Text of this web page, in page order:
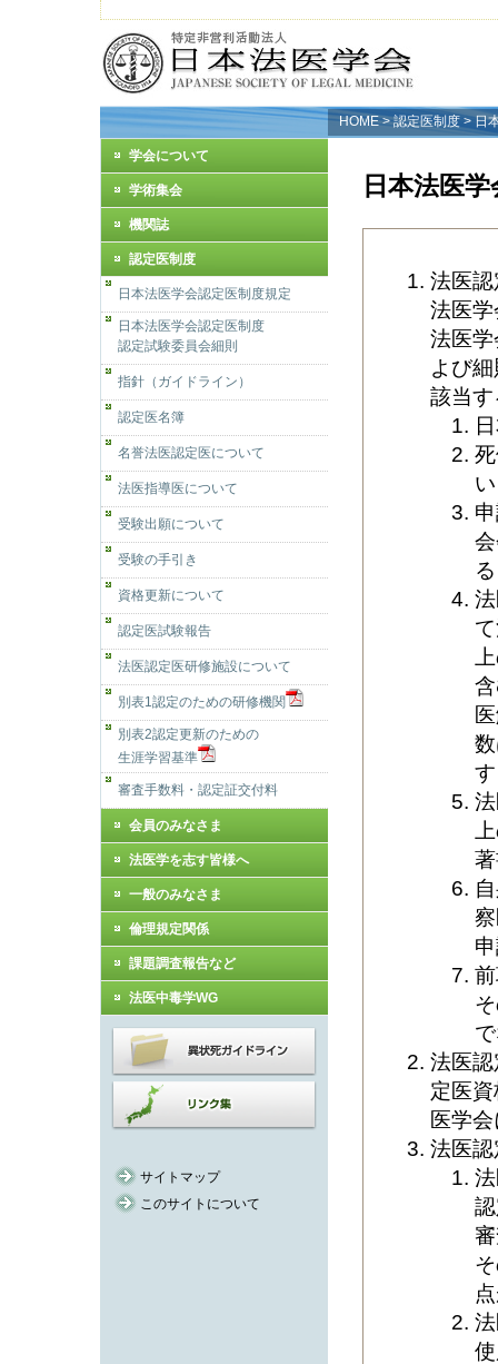
HOME>認定医制度 > 日
学会について
学術集会
機関誌
認定医制度
日本法医学会認定医制度規定
日本法医学会認定医制度
認定試験委員会細則
指針（ガイドライン）
認定医名簿
名誉法医認定医について
法医指導医について
受験出願について
受験の手引き
資格更新について
認定医試験報告
法医認定医研修施設について
別表1認定のための研修機関
別表2認定更新のための
生涯学習基準
審査手数料・認定証交付料
会員のみなさま
法医学を志す皆様へ
一般のみなさま
倫理規定関係
課題調査報告など
法医中毒学WG
サイトマップ
このサイトについて
日本法医
法医
法医
法医
よび
該当
法医
定医
医学
法医